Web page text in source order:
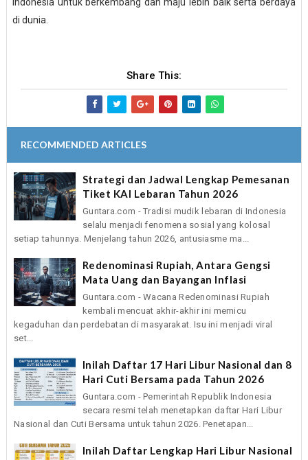
Indonesia untuk berkembang dan maju lebih baik serta berdaya
di dunia.
Share This:
RECOMMENDED ARTICLES
Strategi dan Jadwal Lengkap Pemesanan
Tiket KAI Lebaran Tahun 2026
Guntara.com - Tradisi mudik lebaran di Indonesia
selalu menjadi fenomena sosial yang kolosal
setiap tahunnya. Menjelang tahun 2026, antusiasme ma...
Redenominasi Rupiah, Antara Gengsi
Mata Uang dan Bayangan Inflasi
Guntara.com - Wacana Redenominasi Rupiah
kembali mencuat akhir-akhir ini memicu
kegaduhan dan perdebatan di masyarakat. Isu ini menjadi viral
set...
Inilah Daftar 17 Hari Libur Nasional dan 8
Hari Cuti Bersama pada Tahun 2026
Guntara.com - Pemerintah Republik Indonesia
secara resmi telah menetapkan daftar Hari Libur
Nasional dan Cuti Bersama untuk tahun 2026. Penetapan...
Inilah Daftar Lengkap Hari Libur Nasional